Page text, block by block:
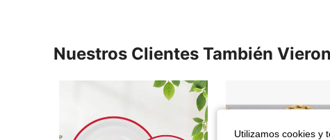
Nuestros Clientes También Vieron
Utilizamos cookies y